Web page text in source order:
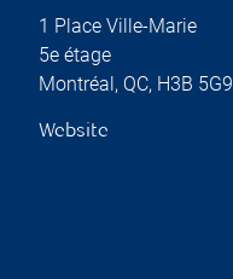
1 Place Ville-Marie
5e étage
Montréal , QC, H3B 5G9
Website